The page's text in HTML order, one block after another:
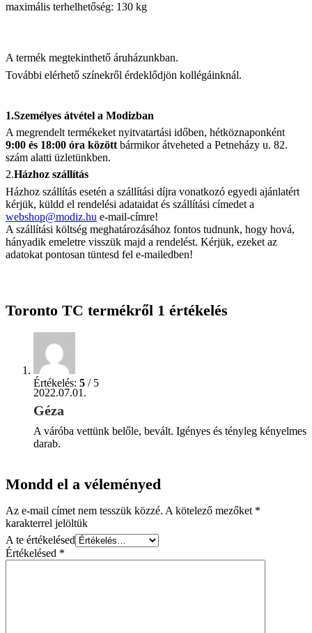
maximális terhelhetőség: 130 kg
A termék megtekinthető áruházunkban.
További elérhető színekről érdeklődjön kollégáinknál.
1.Személyes átvétel a Modizban
A megrendelt termékeket nyitvatartási időben, hétköznaponként
9:00 és 18:00 óra között bármikor átveheted a Petneházy u. 82.
szám alatti üzletünkben.
2.Házhoz szállítás
Házhoz szállítás esetén a szállítási díjra vonatkozó egyedi ajánlatért
kérjük, küldd el rendelési adataidat és szállítási címedet a
webshop@modiz.hu e-mail-címre!
A szállítási költség meghatározásához fontos tudnunk, hogy hová,
hányadik emeletre visszük majd a rendelést. Kérjük, ezeket az
adatokat pontosan tüntesd fel e-mailedben!
Toronto TC termékről 1 értékelés
Értékelés: 5 / 5
Géza
2022.07.01.
A váróba vettünk belőle, bevált. Igényes és tényleg kényelmes
darab.
Mondd el a véleményed
Az e-mail címet nem tesszük közzé. A kötelező mezőket *
karakterrel jelöltük
A te értékelésed
Értékelésed *